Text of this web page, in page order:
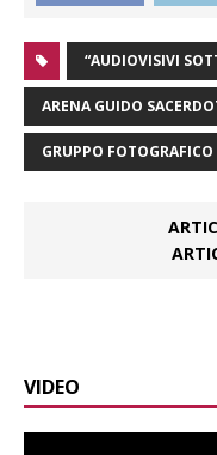
“AUDIOVISIVI
ARENA GUIDO
GRUPPO FOTOGRAFICO
VIDEO